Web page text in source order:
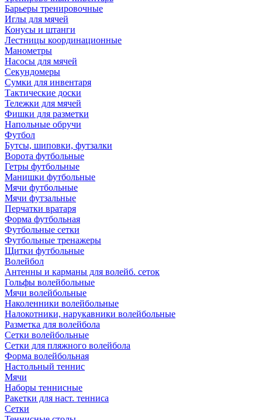
Барьеры тренировочные
Иглы для мячей
Конусы и штанги
Лестницы координационные
Манометры
Насосы для мячей
Секундомеры
Сумки для инвентаря
Тактические доски
Тележки для мячей
Фишки для разметки
Напольные обручи
Футбол
Бутсы, шиповки, футзалки
Ворота футбольные
Гетры футбольные
Манишки футбольные
Мячи футбольные
Мячи футзальные
Перчатки вратаря
Форма футбольная
Футбольные сетки
Футбольные тренажеры
Щитки футбольные
Волейбол
Антенны и карманы для волейб. сеток
Гольфы волейбольные
Мячи волейбольные
Наколенники волейбольные
Налокотники, нарукавники волейбольные
Разметка для волейбола
Сетки волейбольные
Сетки для пляжного волейбола
Форма волейбольная
Настольный теннис
Мячи
Наборы теннисные
Ракетки для наст. тенниса
Сетки